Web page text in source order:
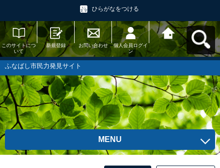
ひらがなをつける
このサイトにつ
いて
新規登録 お問い合わせ
個人会員ログイ
ン
ふなばし市民力
発見サイトへ戻
る
ふなばし市民力発見サイト
MENU